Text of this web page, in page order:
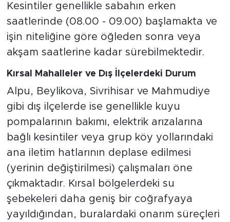
Kesintiler genellikle sabahın erken
saatlerinde (08.00 - 09.00) başlamakta ve
işin niteliğine göre öğleden sonra veya
akşam saatlerine kadar sürebilmektedir.
Kırsal Mahalleler ve Dış İlçelerdeki Durum
Alpu, Beylikova, Sivrihisar ve Mahmudiye
gibi dış ilçelerde ise genellikle kuyu
pompalarının bakımı, elektrik arızalarına
bağlı kesintiler veya grup köy yollarındaki
ana iletim hatlarının deplase edilmesi
(yerinin değiştirilmesi) çalışmaları öne
çıkmaktadır. Kırsal bölgelerdeki su
şebekeleri daha geniş bir coğrafyaya
yayıldığından, buralardaki onarım süreçleri